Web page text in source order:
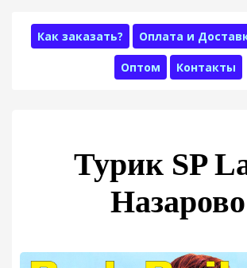
Как заказать? Оплата и
Оптом Контакты
Турик SP
Назарово